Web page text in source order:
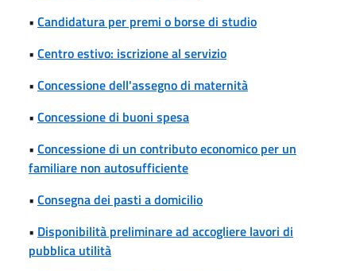
• Candidatura per premi o borse di studio
• Centro estivo: iscrizione al servizio
• Concessione dell'assegno di maternità
• Concessione di buoni spesa
• Concessione di un contributo economico per un
familiare non autosufficiente
• Consegna dei pasti a domicilio
• Disponibilità preliminare ad accogliere lavori di
pubblica utilità